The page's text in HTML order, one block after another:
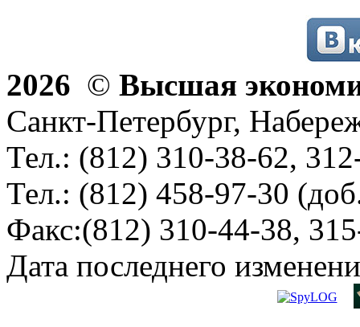
2026 © Высшая
Санкт-Петербург,
Тел.: (812) 310-38-62,
Тел.: (812) 458-97-30
Факс:(812) 310-44-38,
Дата последнего